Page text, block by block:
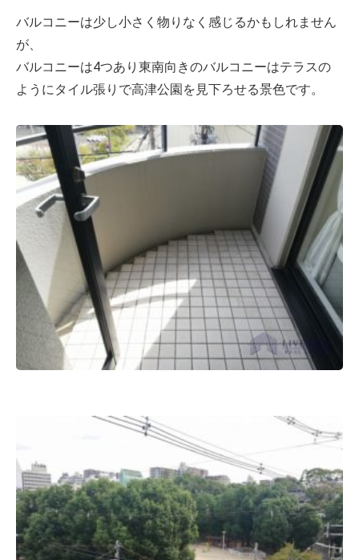
バルコニーは少し小さく物りなく感じるかもしれません
が、
バルコニーは4つあり東南向きのバルコニーはテラスの
ようにタイル張りで高津公園を見下ろせる景色です。